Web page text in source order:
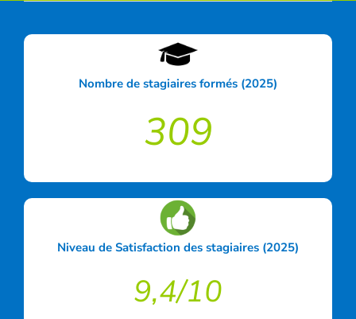
Nombre de stagiaires formés (2025)
309
Niveau de Satisfaction des stagiaires (2025)
9,4/10